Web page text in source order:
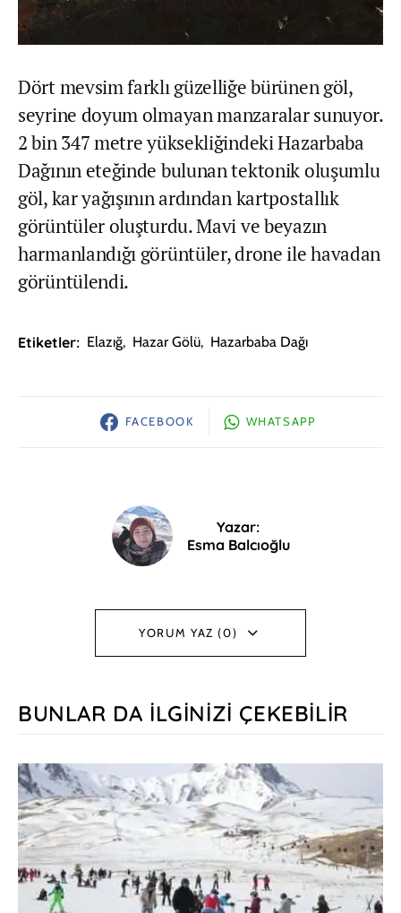
Dört mevsim farklı güzelliğe bürünen göl,
seyrine doyum olmayan manzaralar sunuyor.
2 bin 347 metre yüksekliğindeki Hazarbaba
Dağının eteğinde bulunan tektonik oluşumlu
göl, kar yağışının ardından kartpostallık
görüntüler oluşturdu. Mavi ve beyazın
harmanlandığı görüntüler, drone ile havadan
görüntülendi.
Etiketler: Elazığ, Hazar Gölü, Hazarbaba Dağı
FACEBOOK WHATSAPP
Yazar:
Esma Balcıoğlu
YORUM YAZ (0)
BUNLAR DA İLGINIZI ÇEKEBILIR